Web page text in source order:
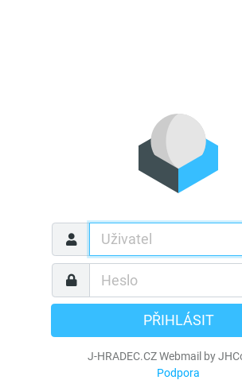
PŘIHLÁSIT
J-HRADEC.CZ Webmail by
Podpora